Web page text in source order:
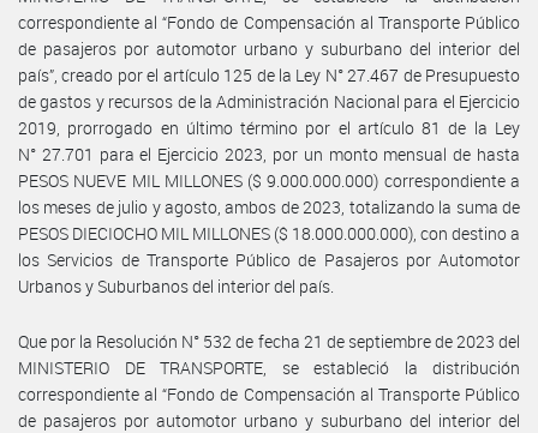
correspondiente al “Fondo de Compensación al Transporte Público
de pasajeros por automotor urbano y suburbano del interior del
país”, creado por el artículo 125 de la Ley N° 27.467 de Presupuesto
de gastos y recursos de la Administración Nacional para el Ejercicio
2019, prorrogado en último término por el artículo 81 de la Ley
N° 27.701 para el Ejercicio 2023, por un monto mensual de hasta
PESOS NUEVE MIL MILLONES ($ 9.000.000.000) correspondiente a
los meses de julio y agosto, ambos de 2023, totalizando la suma de
PESOS DIECIOCHO MIL MILLONES ($ 18.000.000.000), con destino a
los Servicios de Transporte Público de Pasajeros por Automotor
Urbanos y Suburbanos del interior del país.
Que por la Resolución N° 532 de fecha 21 de septiembre de 2023 del
MINISTERIO DE TRANSPORTE, se estableció la distribución
correspondiente al “Fondo de Compensación al Transporte Público
de pasajeros por automotor urbano y suburbano del interior del